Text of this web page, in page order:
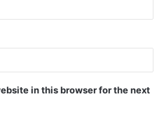
in this browser for the next